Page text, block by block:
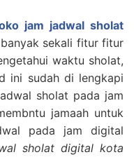
jam jadwal sholat
sekali fitur fitur
waktu sholat,
ini sudah di lengkapi
sholat pada jam
jamaah untuk
pada jam digital
sholat digital kota